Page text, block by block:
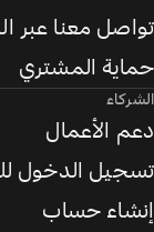
تواصل معنا عبر
حماية المشتري
الشركاء
دعم الأعمال
تسجيل الدخول
إنشاء حساب